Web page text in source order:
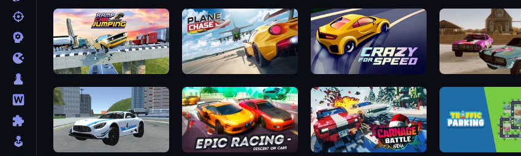
Ramp Car Jumping Plane Chase Crazy for Speed Village Car Stunts
Crazy Stunt Cars 2 Epic Racing - Descent on Cars Carnage Battle Arena